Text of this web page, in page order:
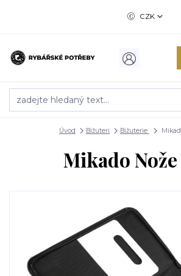
CZK
Úvod Bižuteri Bižuterie
Mikado Nože